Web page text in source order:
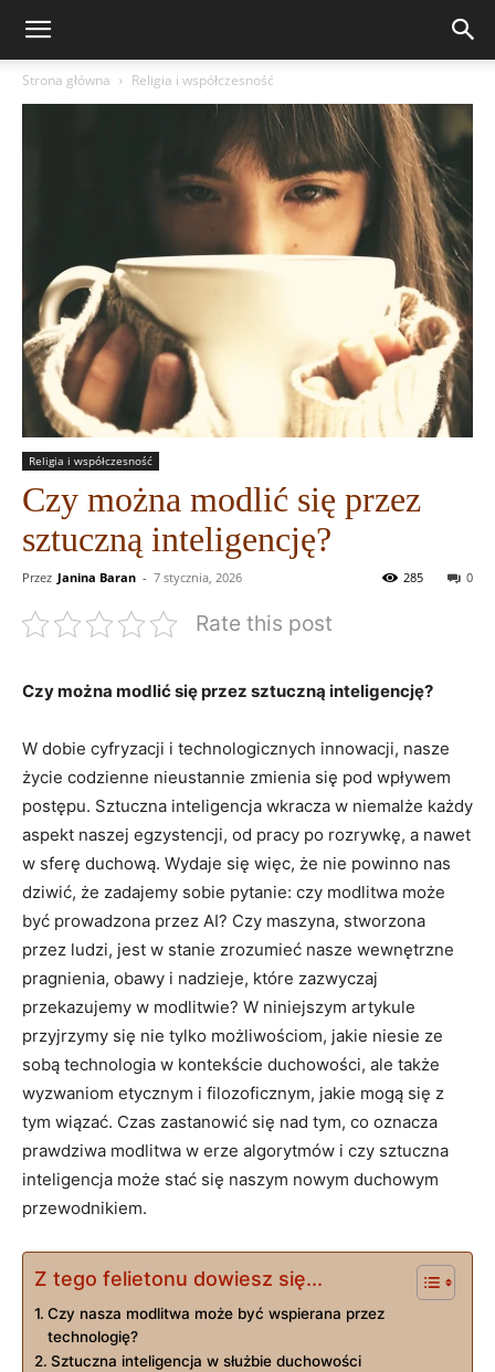
Strona główna Religia i współczesność
Religia i współczesność
Czy można modlić się przez
sztuczną inteligencję?
Przez Janina Baran - 7 stycznia, 2026 0
285
Rate this post
Czy można modlić się przez sztuczną inteligencję?
W dobie cyfryzacji i technologicznych innowacji, nasze
życie codzienne nieustannie zmienia się pod wpływem
postępu. Sztuczna inteligencja wkracza w niemalże każdy
aspekt naszej egzystencji, od pracy po rozrywkę, a nawet
w sferę duchową. Wydaje się więc, że nie powinno nas
dziwić, że zadajemy sobie pytanie: czy modlitwa może
być prowadzona przez AI? Czy maszyna, stworzona
przez ludzi, jest w stanie zrozumieć nasze wewnętrzne
pragnienia, obawy i nadzieje, które zazwyczaj
przekazujemy w modlitwie? W niniejszym artykule
przyjrzymy się nie tylko możliwościom, jakie niesie ze
sobą technologia w kontekście duchowości, ale także
wyzwaniom etycznym i filozoficznym, jakie mogą się z
tym wiązać. Czas zastanowić się nad tym, co oznacza
prawdziwa modlitwa w erze algorytmów i czy sztuczna
inteligencja może stać się naszym nowym duchowym
przewodnikiem.
Z tego felietonu dowiesz się...
Czy nasza modlitwa może być wspierana przez
technologię?
Sztuczna inteligencja w służbie duchowości